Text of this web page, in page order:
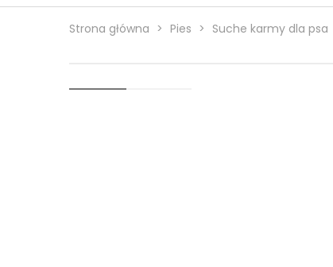
Strona główna > Pies > Suche karmy dla psa